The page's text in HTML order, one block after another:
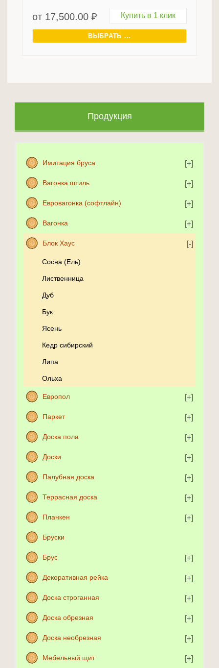
Продукция
Имитация бруса
Вагонка штиль
Евровагонка (софтлайн)
Вагонка
Блок Хаус
Сосна (Ель)
Лиственница
Дуб
Бук
Ясень
Кедр сибирский
Липа
Ольха
Европол
Паркет
Доска пола
Доски
Палубная доска
Террасная доска
Планкен
Бруски
Брус
Декоративная рейка
Доска строганная
Доска обрезная
Доска необрезная
Мебельный щит
от 17,500.00 ₽ Купить в 1 клик
ВЫБРАТЬ ...